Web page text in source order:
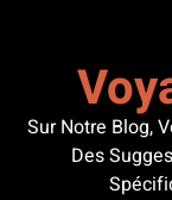
Sur Notre Blog,
Des